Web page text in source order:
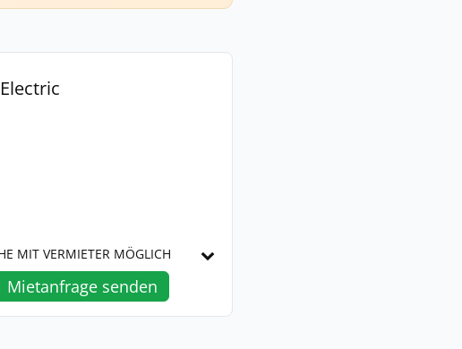
MIT VERMIETER MÖGLICH
Mietanfrage senden